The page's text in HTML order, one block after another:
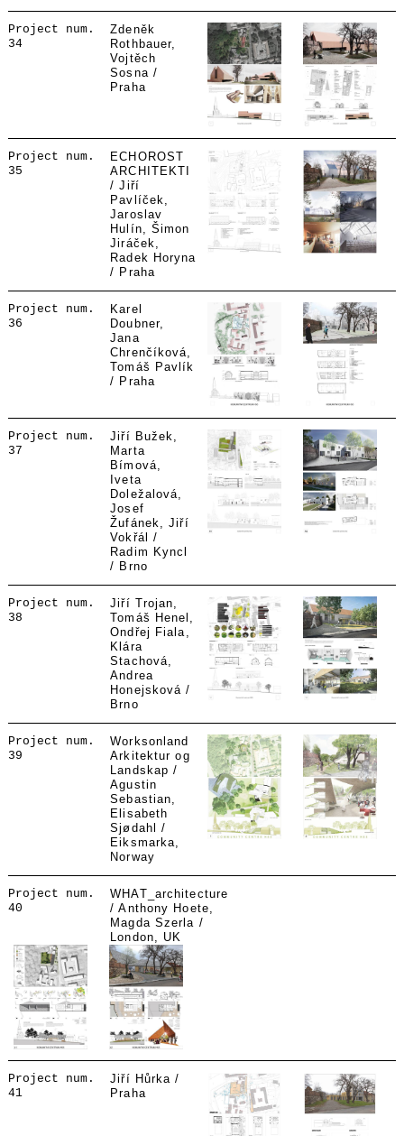
Project num.
34
Zdeněk
Rothbauer,
Vojtěch
Sosna /
Praha
Project num.
35
ECHOROST
ARCHITEKTI
/ Jiří
Pavlíček,
Jaroslav
Hulín, Šimon
Jiráček,
Radek Horyna
/ Praha
Project num.
36
Karel
Doubner,
Jana
Chrenčíková,
Tomáš Pavlík
/ Praha
Project num.
37
Jiří Bužek,
Marta
Bímová,
Iveta
Doležalová,
Josef
Žufánek, Jiří
Vokřál /
Radim Kyncl
/ Brno
Project num.
38
Jiří Trojan,
Tomáš Henel,
Ondřej Fiala,
Klára
Stachová,
Andrea
Honejsková /
Brno
Project num.
39
Worksonland
Arkitektur og
Landskap /
Agustin
Sebastian,
Elisabeth
Sjødahl /
Eiksmarka,
Norway
Project num.
40
WHAT_architecture
/ Anthony Hoete,
Magda Szerla /
London, UK
Project num.
41
Jiří Hůrka /
Praha